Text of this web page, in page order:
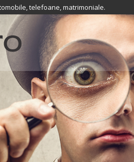
telefoane, matrimoniale.